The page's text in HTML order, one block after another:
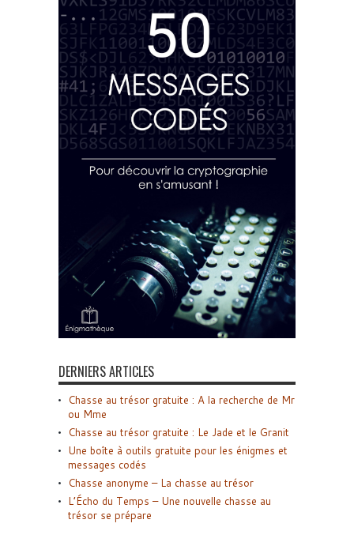
DERNIERS ARTICLES
Chasse au trésor gratuite : A la recherche de Mr
ou Mme
Chasse au trésor gratuite : Le Jade et le Granit
Une boîte à outils gratuite pour les énigmes et
messages codés
Chasse anonyme – La chasse au trésor
L’Écho du Temps – Une nouvelle chasse au
trésor se prépare